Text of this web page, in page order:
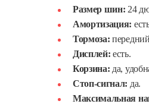
Размер шин: 24
Амортизация:
Тормоза:
Дисплей: есть.
Корзина: да,
Стоп-сигнал: да.
Максимальная